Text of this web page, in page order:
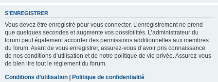
S’ENREGISTRER
Vous devez être enregistré pour vous connecter. L’enregistrement ne prend
que quelques secondes et augmente vos possibilités. L’administrateur du
forum peut également accorder des permissions additionnelles aux membres
du forum. Avant de vous enregistrer, assurez-vous d’avoir pris connaissance
de nos conditions d’utilisation et de notre politique de vie privée. Assurez-vous
de bien lire tout le règlement du forum.
Conditions d’utilisation | Politique de confidentialité